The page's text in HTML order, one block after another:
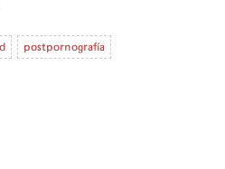
postpornografía